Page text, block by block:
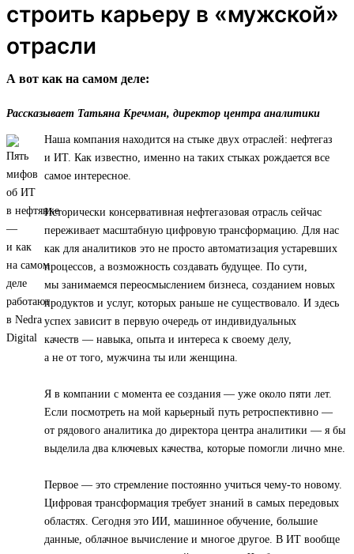
строить карьеру в «мужской»
отрасли
А вот как на самом деле:
Рассказывает Татьяна Кречман, директор центра аналитики
Наша компания находится на стыке двух отраслей: нефтегаз
и ИТ. Как известно, именно на таких стыках рождается все
самое интересное.
Исторически консервативная нефтегазовая отрасль сейчас
переживает масштабную цифровую трансформацию. Для нас
как для аналитиков это не просто автоматизация устаревших
процессов, а возможность создавать будущее. По сути,
мы занимаемся переосмыслением бизнеса, созданием новых
продуктов и услуг, которых раньше не существовало. И здесь
успех зависит в первую очередь от индивидуальных
качеств — навыка, опыта и интереса к своему делу,
а не от того, мужчина ты или женщина.
Я в компании с момента ее создания — уже около пяти лет.
Если посмотреть на мой карьерный путь ретроспективно —
от рядового аналитика до директора центра аналитики — я бы
выделила два ключевых качества, которые помогли лично мне.
Первое — это стремление постоянно учиться чему-то новому.
Цифровая трансформация требует знаний в самых передовых
областях. Сегодня это ИИ, машинное обучение, большие
данные, облачное вычисление и многое другое. В ИТ вообще